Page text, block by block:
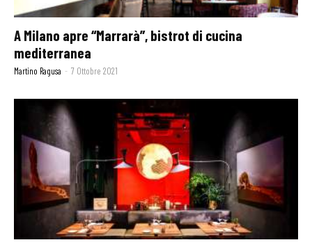
A Milano apre “Marrarà”, bistrot di cucina
mediterranea
Martino Ragusa - 7 Ottobre 2021